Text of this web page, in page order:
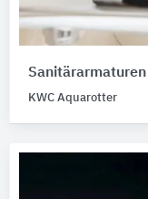
KWC Aquarotter